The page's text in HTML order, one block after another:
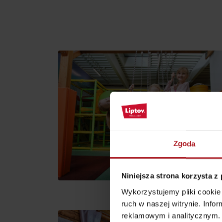
Zgoda
Niniejsza strona korzysta z
Wykorzystujemy pliki
ruch w naszej witrynie.
reklamowym i
KAMERY
Jasná Nízke Tatry
Chopok w zimę
WYKAZ ATRAKCJI DLA DZIECI